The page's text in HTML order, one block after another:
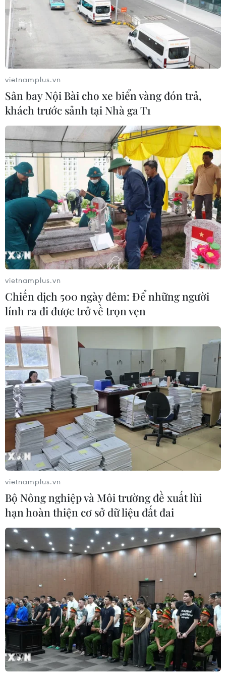
TIN CÙNG CHUYÊN MỤC
Chọn đúng đầu tàu: Danh mục
doanh nghiệp nhà nước mạnh và bài
toán giao nhiệm vụ
06/08/2026 00:56
vietnamplus.vn
Sân bay Nội Bài cho xe biển vàng đón trả,
khách trước sảnh tại Nhà ga T1
vietnamplus.vn
Chiến dịch 500 ngày đêm: Để những người
lính ra đi được trở về trọn vẹn
vietnamplus.vn
Bộ Nông nghiệp và Môi trường đề xuất lùi
hạn hoàn thiện cơ sở dữ liệu đất đai